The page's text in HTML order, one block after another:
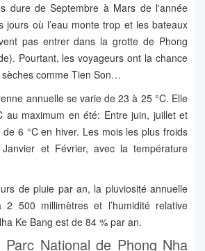
dure de Septembre à Mars de l'année
jours où l’eau monte trop et les bateaux
pas entrer dans la grotte de Phong
Pourtant, les voyageurs ont la chance
comme Tien Son…
annuelle se varie de 23 à 25 °C. Elle
au maximum en été: Entre juin, juillet et
6 °C en hiver. Les mois les plus froids
et Février, avec la température
de pluie par an, la pluviosité annuelle
500 millimètres et l’humidité relative
Ke Bang est de 84 % par an.
National de Phong Nha